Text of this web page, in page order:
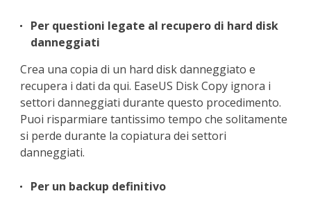
Per questioni legate al recupero di hard disk
danneggiati
Crea una copia di un hard disk danneggiato e
recupera i dati da qui. EaseUS Disk Copy ignora i
settori danneggiati durante questo procedimento.
Puoi risparmiare tantissimo tempo che solitamente
si perde durante la copiatura dei settori
danneggiati.
Per un backup definitivo